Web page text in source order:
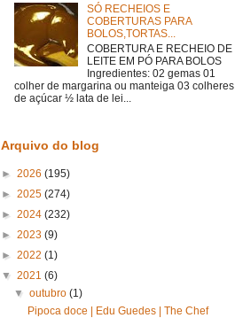
SÓ RECHEIOS E
COBERTURAS PARA
BOLOS,TORTAS...
COBERTURA E RECHEIO DE
LEITE EM PÓ PARA BOLOS
Ingredientes: 02 gemas 01
colher de margarina ou manteiga 03 colheres
de açúcar ½ lata de lei...
Arquivo do blog
► 2026 (195)
► 2025 (274)
► 2024 (232)
► 2023 (9)
► 2022 (1)
▼ 2021 (6)
▼outubro(1)
Pipoca doce | Edu Guedes | The Chef